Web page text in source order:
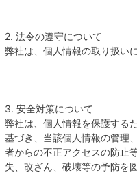
2. 法令の遵守について
弊社は、個人情報の取り扱い
3. 安全対策について
弊社は、個人情報を保護する
基づき、当該個人情報の管理
者からの不正アクセスの防止
失、改ざん、破壊等の予防を